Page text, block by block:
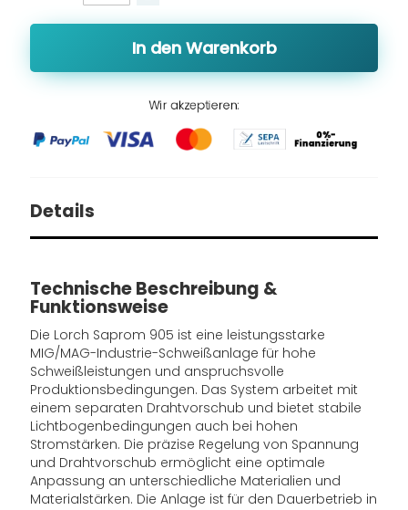
In den Warenkorb
Details
Technische Beschreibung &
Funktionsweise
Die Lorch Saprom 905 ist eine leistungsstarke
MIG/MAG-Industrie-Schweißanlage für hohe
Schweißleistungen und anspruchsvolle
Produktionsbedingungen. Das System arbeitet mit
einem separaten Drahtvorschub und bietet stabile
Lichtbogenbedingungen auch bei hohen
Stromstärken. Die präzise Regelung von Spannung
und Drahtvorschub ermöglicht eine optimale
Anpassung an unterschiedliche Materialien und
Materialstärken. Die Anlage ist für den Dauerbetrieb in